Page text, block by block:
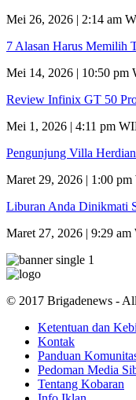
Mei 26, 2026 | 2:14 am
7 Alasan Harus Memilih
Mei 14, 2026 | 10:50 pm
Review Infinix GT 50
Mei 1, 2026 | 4:11 pm
Pengunjung Villa
Maret 29, 2026 | 1:00
Liburan Anda Dinikmati
Maret 27, 2026 | 9:29 am
© 2017 Brigadenews -
Ketentuan dan
Kontak
Panduan
Pedoman Media
Tentang Kobaran